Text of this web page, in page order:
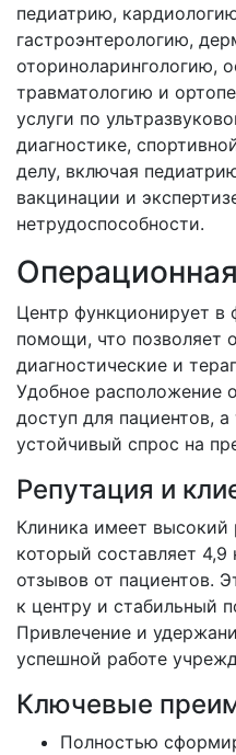
педиатрию,
гастроэнтерологию,
оториноларингологию,
травматологию и
услуги по
диагностике,
делу, включая
вакцинации и
нетрудоспособности.
Центр функционирует в
помощи, что позволяет
диагностические и
Удобное расположение
доступ для пациентов,
устойчивый спрос на
Репутация и
Клиника имеет высокий
который составляет
отзывов от пациентов.
к центру и стабильный
Привлечение и
успешной работе
Ключевые
Полностью